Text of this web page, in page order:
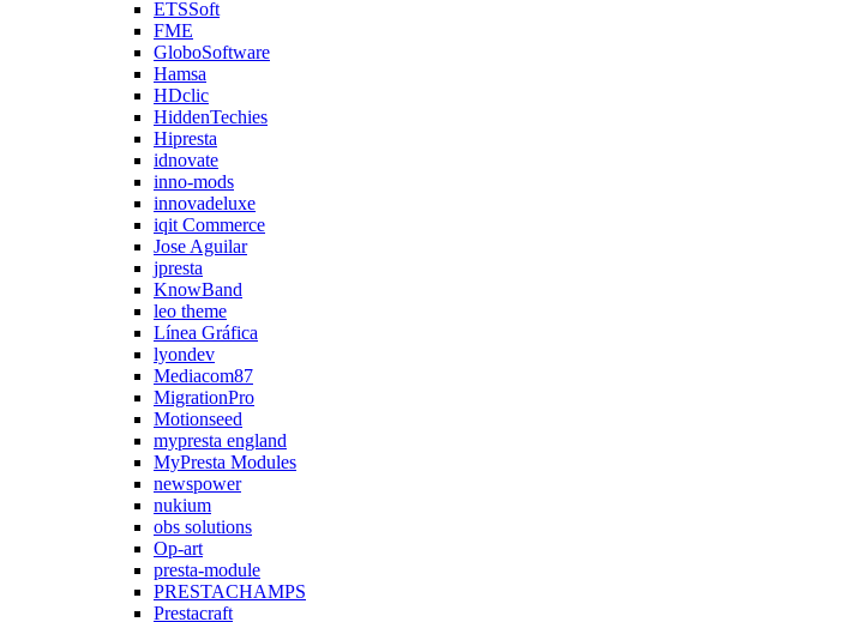
ETSSoft
FME
GloboSoftware
Hamsa
HDclic
HiddenTechies
Hipresta
idnovate
inno-mods
innovadeluxe
iqit Commerce
Jose Aguilar
jpresta
KnowBand
leo theme
Línea Gráfica
lyondev
Mediacom87
MigrationPro
Motionseed
mypresta england
MyPresta Modules
newspower
nukium
obs solutions
Op-art
presta-module
PRESTACHAMPS
Prestacraft